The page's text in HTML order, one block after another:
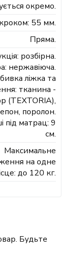
окремо.
55 мм.
Пряма.
розбірна.
нержавіюча.
ліжка та
тканина -
(TEXTORIA),
поролон.
під матрац: 9
см.
Максимальне
на одне
до 120 кг.
Будьте